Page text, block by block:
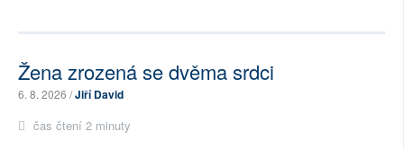
Žena zrozená se dvěma srdci
6. 8. 2026 /Jiří David
čas čtení 2 minuty